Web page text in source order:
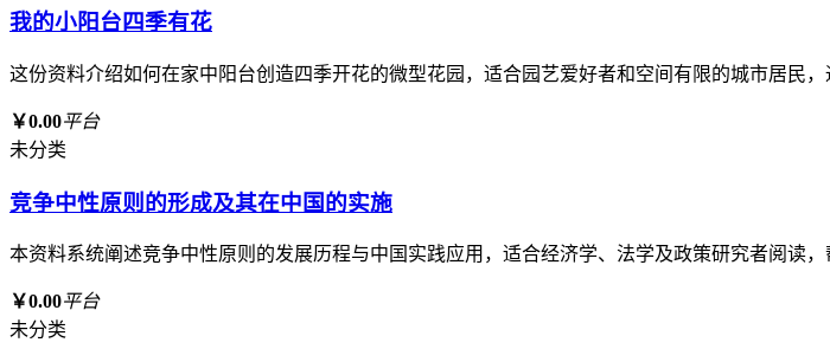
我的小阳台四季有花
这份资料介绍如何在家中阳台创造四季开花的微型花园，适合园艺爱好者和空间有限的城市居民
￥0.00平台
未分类
竞争中性原则的形成及其在中国的实施
本资料系统阐述竞争中性原则的发展历程与中国实践应用，适合经济学、法学及政策研究者阅读
￥0.00平台
未分类